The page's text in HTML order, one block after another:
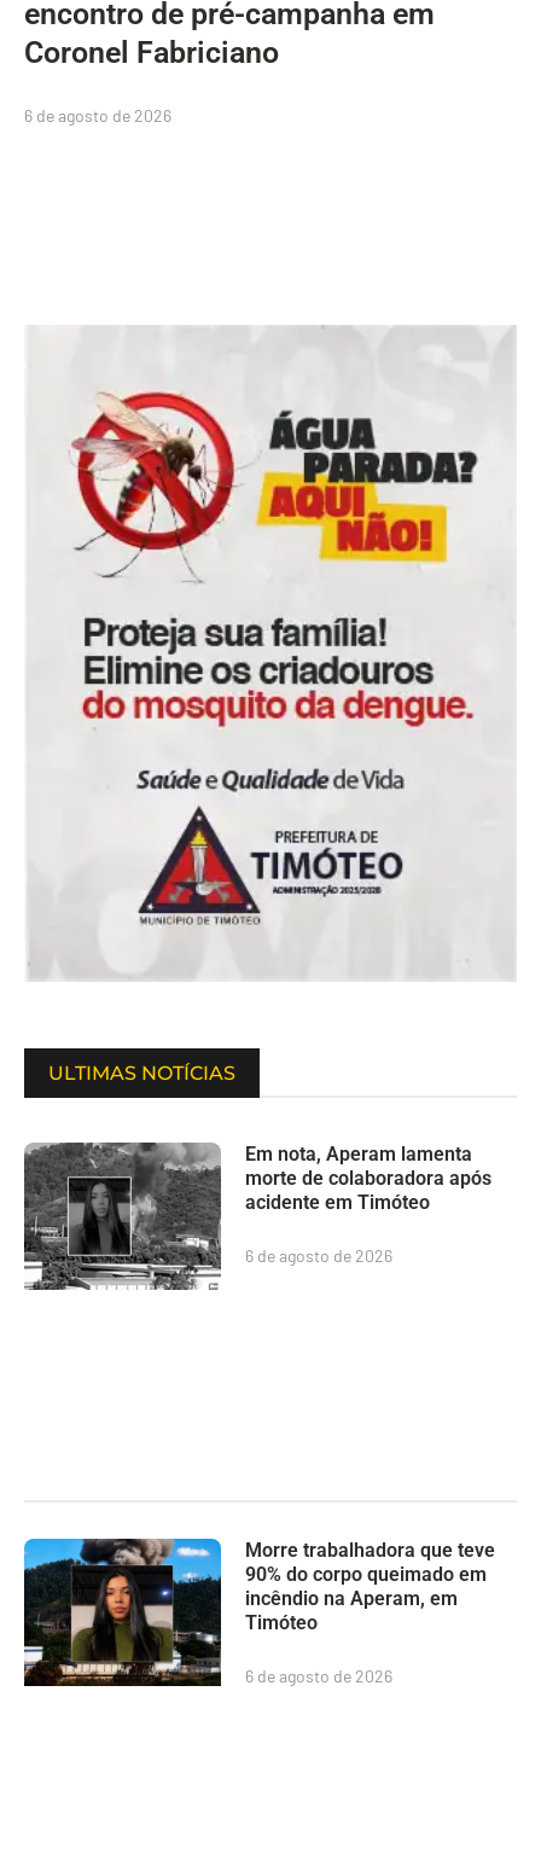
encontro de pré-campanha em
Coronel Fabriciano
6 de agosto de 2026
ULTIMAS NOTÍCIAS
Em nota, Aperam lamenta
morte de colaboradora após
acidente em Timóteo
6 de agosto de 2026
Morre trabalhadora que teve
90% do corpo queimado em
incêndio na Aperam, em
Timóteo
6 de agosto de 2026